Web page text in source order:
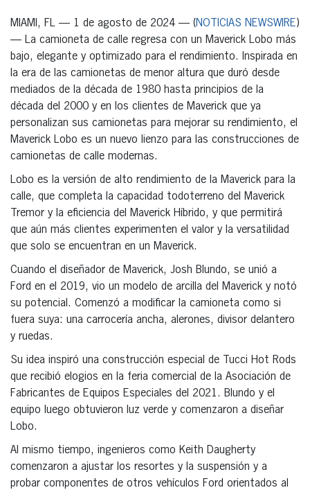
MIAMI, FL — 1 de agosto de 2024 — (NOTICIAS NEWSWIRE)
— La camioneta de calle regresa con un Maverick Lobo más
bajo, elegante y optimizado para el rendimiento. Inspirada en
la era de las camionetas de menor altura que duró desde
mediados de la década de 1980 hasta principios de la
década del 2000 y en los clientes de Maverick que ya
personalizan sus camionetas para mejorar su rendimiento, el
Maverick Lobo es un nuevo lienzo para las construcciones de
camionetas de calle modernas.
Lobo es la versión de alto rendimiento de la Maverick para la
calle, que completa la capacidad todoterreno del Maverick
Tremor y la eficiencia del Maverick Híbrido, y que permitirá
que aún más clientes experimenten el valor y la versatilidad
que solo se encuentran en un Maverick.
Cuando el diseñador de Maverick, Josh Blundo, se unió a
Ford en el 2019, vio un modelo de arcilla del Maverick y notó
su potencial. Comenzó a modificar la camioneta como si
fuera suya: una carrocería ancha, alerones, divisor delantero
y ruedas.
Su idea inspiró una construcción especial de Tucci Hot Rods
que recibió elogios en la feria comercial de la Asociación de
Fabricantes de Equipos Especiales del 2021. Blundo y el
equipo luego obtuvieron luz verde y comenzaron a diseñar
Lobo.
Al mismo tiempo, ingenieros como Keith Daugherty
comenzaron a ajustar los resortes y la suspensión y a
probar componentes de otros vehículos Ford orientados al